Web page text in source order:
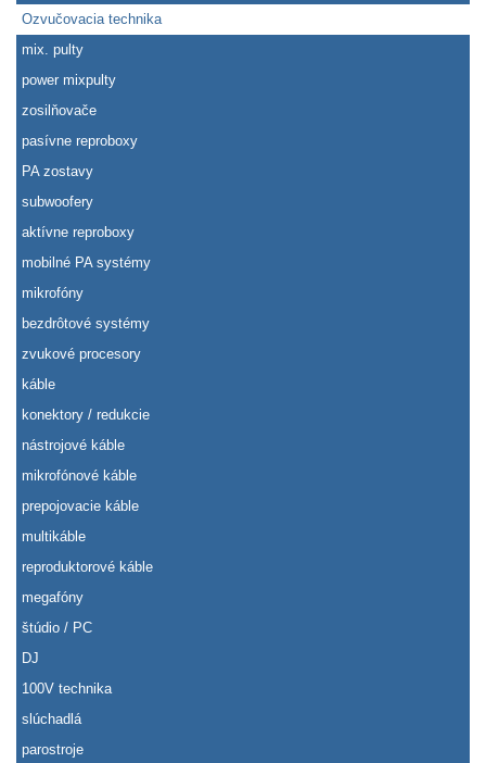
Ozvučovacia technika
mix. pulty
power mixpulty
zosilňovače
pasívne reproboxy
PA zostavy
subwoofery
aktívne reproboxy
mobilné PA systémy
mikrofóny
bezdrôtové systémy
zvukové procesory
káble
konektory / redukcie
nástrojové káble
mikrofónové káble
prepojovacie káble
multikáble
reproduktorové káble
megafóny
štúdio / PC
DJ
100V technika
slúchadlá
parostroje